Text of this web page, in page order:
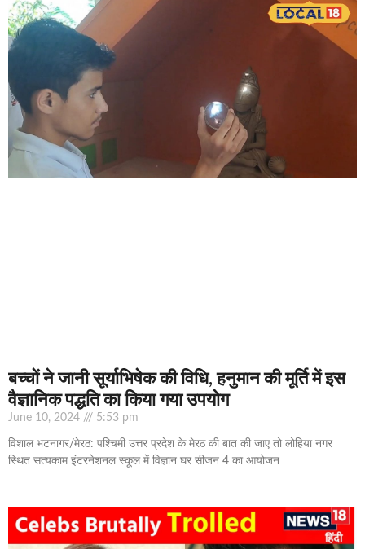
बच्चों ने जानी सूर्याभिषेक की विधि, हनुमान की मूर्ति में इस
वैज्ञानिक पद्धति का किया गया उपयोग
June 10, 2024 5:53 pm
विशाल भटनागर/मेरठ: पश्चिमी उत्तर प्रदेश के मेरठ की बात की जाए तो लोहिया नगर
स्थित सत्यकाम इंटरनेशनल स्कूल में विज्ञान घर सीजन 4 का आयोजन